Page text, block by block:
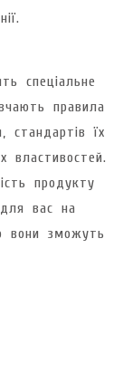
спеціальне
правила
стандартів їх
властивостей.
продукту
вас на
вони зможуть